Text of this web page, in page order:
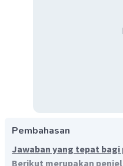
Pembahasan
Jawaban yang tepat
Berikut merupakan